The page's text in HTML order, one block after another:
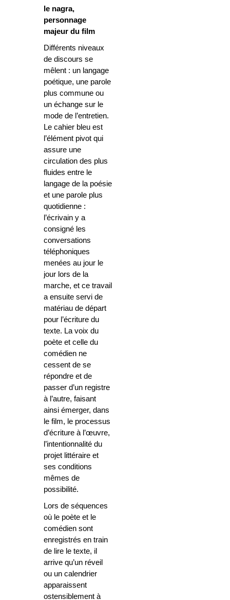
le nagra,
personnage
majeur du film
Différents niveaux
de discours se
mêlent : un langage
poétique, une parole
plus commune ou
un échange sur le
mode de l’entretien.
Le cahier bleu est
l’élément pivot qui
assure une
circulation des plus
fluides entre le
langage de la poésie
et une parole plus
quotidienne :
l’écrivain y a
consigné les
conversations
téléphoniques
menées au jour le
jour lors de la
marche, et ce travail
a ensuite servi de
matériau de départ
pour l’écriture du
texte. La voix du
poète et celle du
comédien ne
cessent de se
répondre et de
passer d’un registre
à l’autre, faisant
ainsi émerger, dans
le film, le processus
d’écriture à l’œuvre,
l’intentionnalité du
projet littéraire et
ses conditions
mêmes de
possibilité.
Lors de séquences
où le poète et le
comédien sont
enregistrés en train
de lire le texte, il
arrive qu’un réveil
ou un calendrier
apparaissent
ostensiblement à